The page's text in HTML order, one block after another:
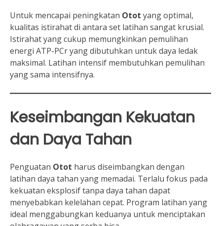
Untuk mencapai peningkatan Otot yang optimal,
kualitas istirahat di antara set latihan sangat krusial.
Istirahat yang cukup memungkinkan pemulihan
energi ATP-PCr yang dibutuhkan untuk daya ledak
maksimal. Latihan intensif membutuhkan pemulihan
yang sama intensifnya.
Keseimbangan Kekuatan
dan Daya Tahan
Penguatan Otot harus diseimbangkan dengan
latihan daya tahan yang memadai. Terlalu fokus pada
kekuatan eksplosif tanpa daya tahan dapat
menyebabkan kelelahan cepat. Program latihan yang
ideal menggabungkan keduanya untuk menciptakan